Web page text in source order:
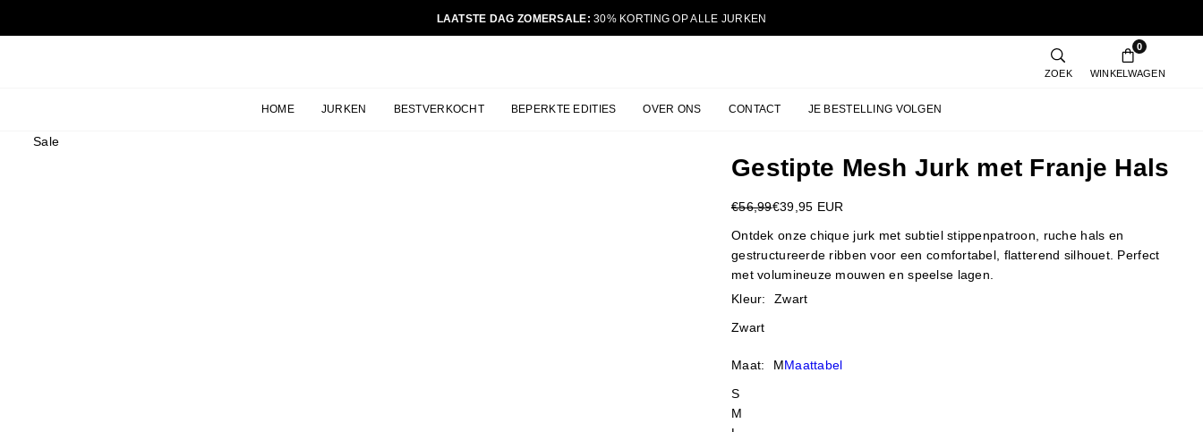
LAATSTE DAG ZOMERSALE: 30% KORTING OP ALLE JURKEN
ZOEK
0
WINKELWAGEN
HOME JURKEN BESTVERKOCHT BEPERKTE EDITIES OVER ONS CONTACT JE BESTELLING VOLGEN
Sale
Gestipte Mesh Jurk met Franje Hals
Reguliere
prijs
€56,99€39,95 EUR
Ontdek onze chique jurk met subtiel stippenpatroon, ruche hals en
gestructureerde ribben voor een comfortabel, flatterend silhouet. Perfect
met volumineuze mouwen en speelse lagen.
Kleur:
Zwart
Zwart
Maat: MMaattabel
S
M